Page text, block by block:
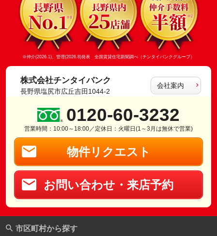
※仲介(2026.1)、管理(2026.8)発表 全国賃貸住宅新聞調べ（チンタイバンクグループ）
株式会社チンタイバンク
長野県塩尻市広丘吉田1044-2
会社案内
0120-60-3232
営業時間：10:00～18:00／定休日：火曜日(1～3月は無休で営業)
物件リクエスト
お問い合わせ・来店予約
市区町村から探す